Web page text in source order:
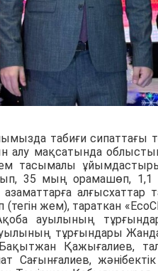
табиғи
алу мақсатында
тасымалы
35 мың орамашөп, 1,1
алғысхаттар
жем), тараткан
ауылының
тұрғындары
Қажығалиев,
Сағынғалиев,